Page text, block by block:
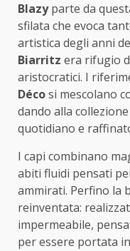
Blazyparte da
sfilata che evoca
artistica degli anni
Biarritz era rifugio
aristocratici. I
Décosi mescolano
dando alla
quotidiano e
I capi combinano
abiti fluidi pensati
ammirati. Perfino la
reinventata:
impermeabile,
per essere portata